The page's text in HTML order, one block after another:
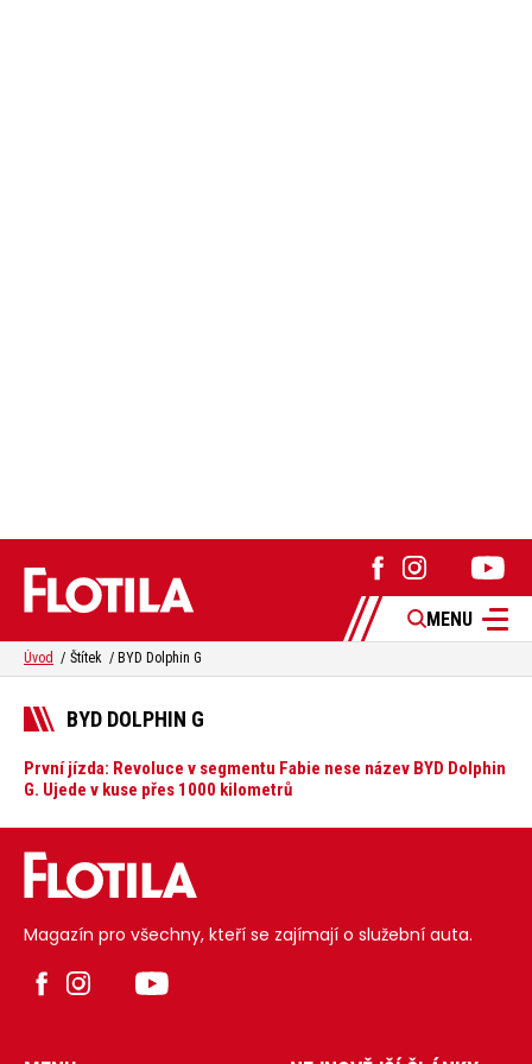
MENU
Úvod Štítek BYD Dolphin G
BYD DOLPHIN G
První jízda: Revoluce v segmentu Fabie nese název BYD Dolphin
G. Ujede v kuse přes 1000 kilometrů
Magazín pro všechny, kteří se zajímají o služební auta.